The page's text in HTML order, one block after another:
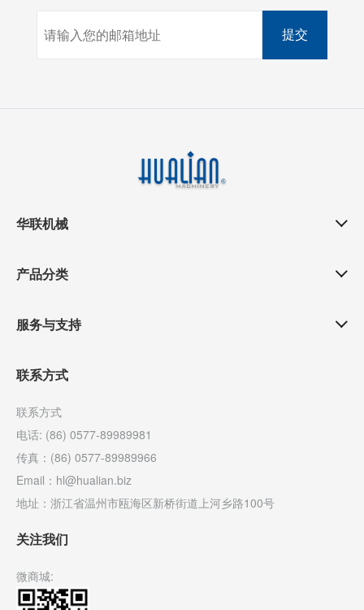
提交
华联机械
产品分类
服务与支持
联系方式
联系方式
电话: (86) 0577-89989981
传真：(86) 0577-89989966
Email：hl@hualian.biz
地址：浙江省温州市瓯海区新桥街道上河乡路100号
关注我们
微商城: